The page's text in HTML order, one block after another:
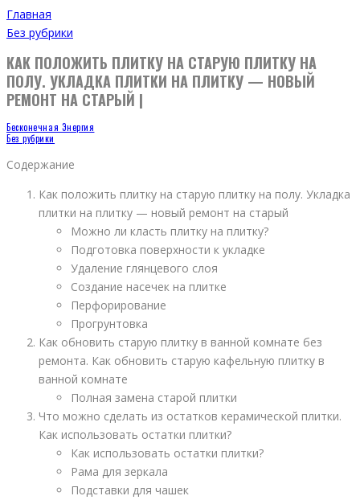
Главная
Без рубрики
КАК ПОЛОЖИТЬ ПЛИТКУ НА СТАРУЮ ПЛИТКУ НА
ПОЛУ. УКЛАДКА ПЛИТКИ НА ПЛИТКУ — НОВЫЙ
РЕМОНТ НА СТАРЫЙ |
Бесконечная Энергия
Без рубрики
Содержание
Как положить плитку на старую плитку на полу. Укладка
плитки на плитку — новый ремонт на старый
Можно ли класть плитку на плитку?
Подготовка поверхности к укладке
Удаление глянцевого слоя
Создание насечек на плитке
Перфорирование
Прогрунтовка
Как обновить старую плитку в ванной комнате без
ремонта. Как обновить старую кафельную плитку в
ванной комнате
Полная замена старой плитки
Что можно сделать из остатков керамической плитки.
Как использовать остатки плитки?
Как использовать остатки плитки?
Рама для зеркала
Подставки для чашек